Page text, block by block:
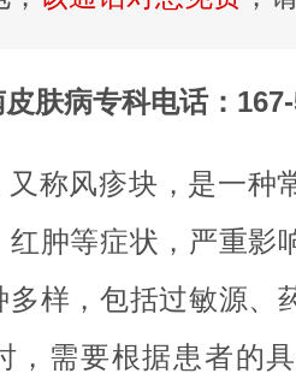
肤病专科电话：
称风疹块，是一种
红肿等症状，严重影
多样，包括过敏源、
，需要根据患者的